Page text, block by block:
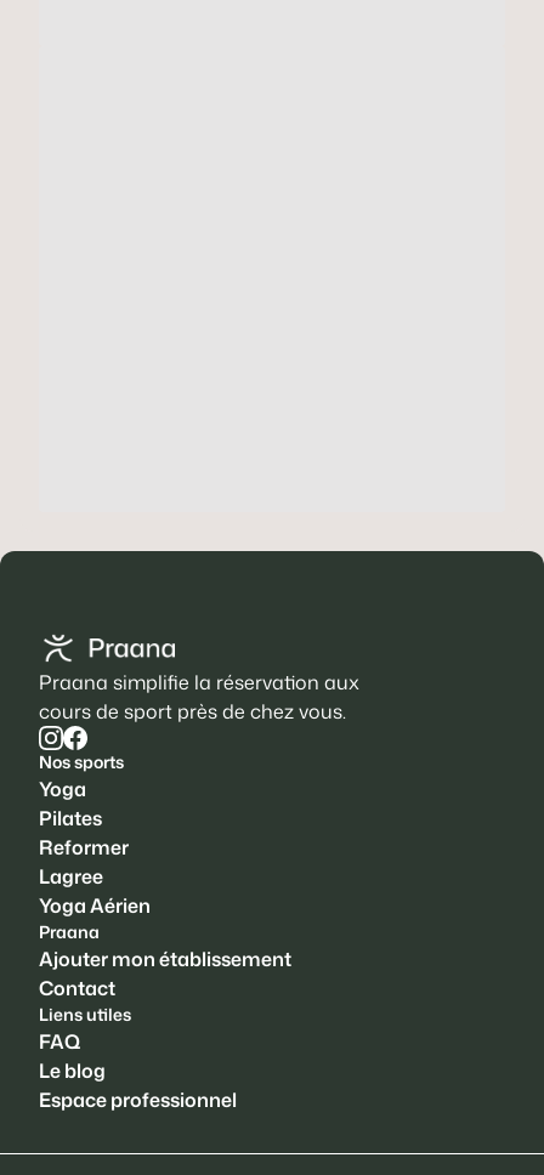
Praana simplifie la réservation aux
cours de sport près de chez vous.
Nos sports
Yoga
Pilates
Reformer
Lagree
Yoga Aérien
Praana
Ajouter mon établissement
Contact
Liens utiles
FAQ
Le blog
Espace professionnel